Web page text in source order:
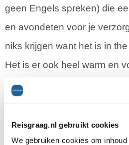
Reisgraag.nl gebruikt cookies
We gebruiken cookies om
geen Engels spreken) die
en avondeten voor je
niks krijgen want het is in
Het is er ook heel warm en
je wat water en wat eten bij
aankomt. Wij hadden dat
lopen naar het
toch een paar kilometer